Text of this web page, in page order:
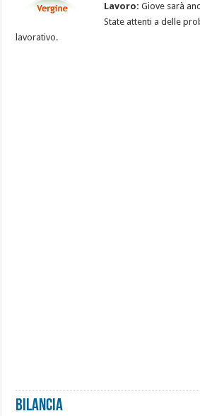
Lavoro: Giove sarà
State attenti a delle
lavorativo.
Bilancia